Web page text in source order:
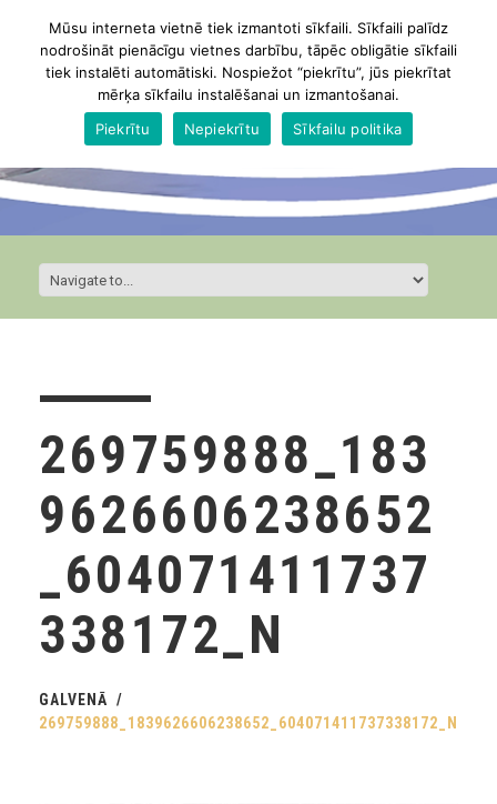
269759888_183
9626606238652
_604071411737
338172_N
GALVENĀ
269759888_1839626606238652_604071411737338172_N
Mūsu interneta vietnē tiek izmantoti sīkfaili. Sīkfaili palīdz
nodrošināt pienācīgu vietnes darbību, tāpēc obligātie sīkfaili
tiek instalēti automātiski. Nospiežot “piekrītu”, jūs piekrītat
mērķa sīkfailu instalēšanai un izmantošanai.
Piekrītu
Nepiekrītu Sīkfailu politika